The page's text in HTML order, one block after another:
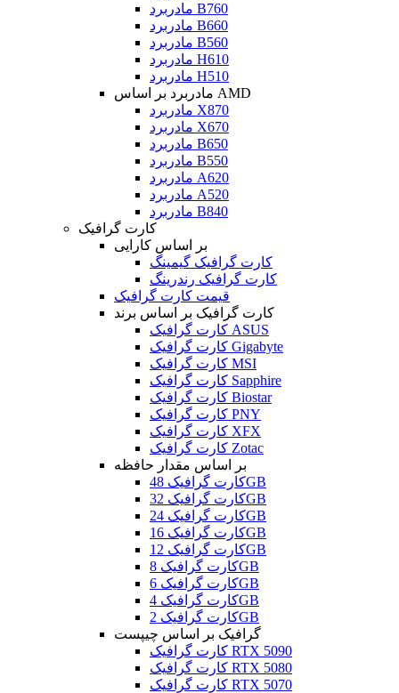
مادربرد B760
مادربرد B660
مادربرد B560
مادربرد H610
مادربرد H510
مادربرد بر اساس AMD
مادربرد X870
مادربرد X670
مادربرد B650
مادربرد B550
مادربرد A620
مادربرد A520
مادربرد B840
کارت گرافیک
بر اساس کارایی
کارت گرافیک گیمینگ
کارت گرافیک رندرینگ
قیمت کارت گرافیک
کارت گرافیک بر اساس برند
کارت گرافیک ASUS
کارت گرافیک Gigabyte
کارت گرافیک MSI
کارت گرافیک Sapphire
کارت گرافیک Biostar
کارت گرافیک PNY
کارت گرافیک XFX
کارت گرافیک Zotac
بر اساس مقدار حافظه
کارت گرافیک 48GB
کارت گرافیک 32GB
کارت گرافیک 24GB
کارت گرافیک 16GB
کارت گرافیک 12GB
کارت گرافیک 8GB
کارت گرافیک 6GB
کارت گرافیک 4GB
کارت گرافیک 2GB
گرافیک بر اساس چیپست
کارت گرافیک RTX 5090
کارت گرافیک RTX 5080
کارت گرافیک RTX 5070